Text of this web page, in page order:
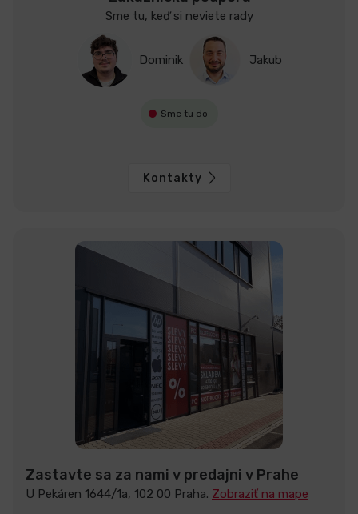
Sme tu, keď si neviete rady
Dominik Jakub
Sme tu do
Kontakty
Zastavte sa za nami v predajni v Prahe
U Pekáren 1644/1a, 102 00 Praha. Zobraziť na mape